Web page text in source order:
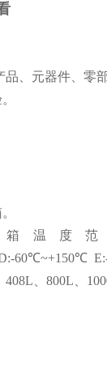
、元器件、零
温度范
60℃~+150℃
、800L、